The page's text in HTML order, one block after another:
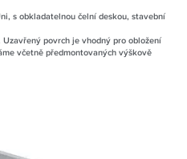
s obkladatelnou čelní deskou, stavební
povrch je vhodný pro obložení
včetně předmontovaných výškově